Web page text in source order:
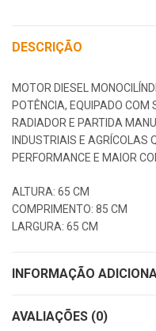
DESCRIÇÃO
MOTOR DIESEL
POTÊNCIA, EQUIPADO COM
RADIADOR E PARTIDA
INDUSTRIAIS E AGRÍCOLAS
PERFORMANCE E MAIOR
ALTURA: 65 CM
COMPRIMENTO: 85 CM
LARGURA: 65 CM
INFORMAÇÃO
AVALIAÇÕES (0)